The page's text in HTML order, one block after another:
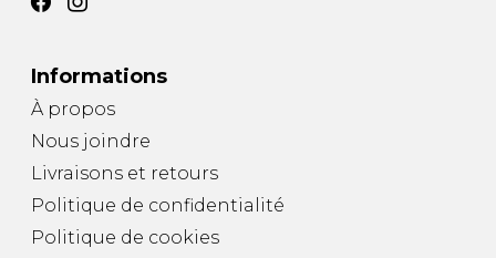
Informations
À propos
Nous joindre
Livraisons et retours
Politique de confidentialité
Politique de cookies